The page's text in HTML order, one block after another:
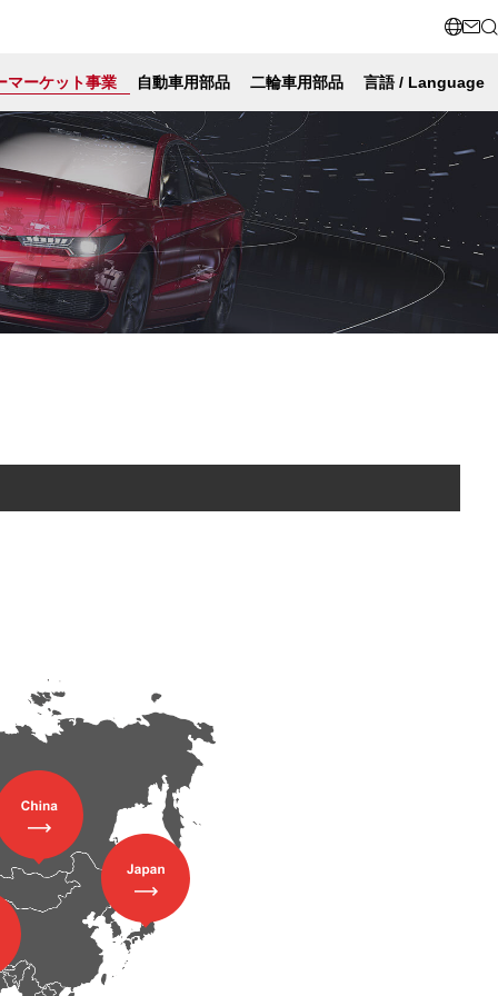
マーケット事業 自動車用部品 二輪車用部品 言語 / Language